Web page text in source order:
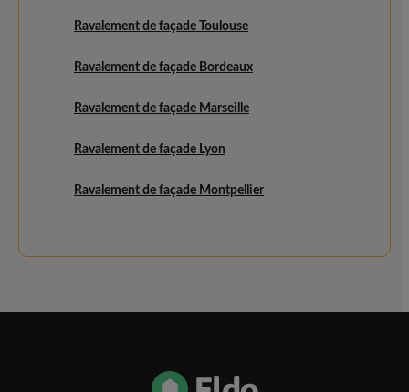
Ravalement de façade Toulouse
Ravalement de façade Bordeaux
Ravalement de façade Marseille
Ravalement de façade Lyon
Ravalement de façade Montpellier